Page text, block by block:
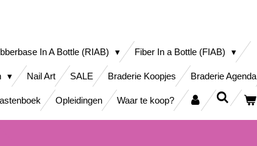
In A Bottle (RIAB) Fiber In a Bottle (FIAB)
Nail Art SALE Braderie Koopjes Braderie Agenda
Opleidingen Waar te koop?